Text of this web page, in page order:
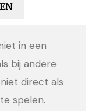
in een
bij andere
direct als
spelen.